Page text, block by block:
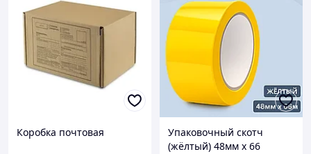
Коробка почтовая
Упаковочный скотч
(жёлтый) 48мм х 66